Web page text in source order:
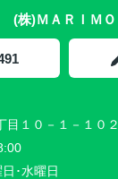
(株)ＭＡＲＩＭＯ
目１０－１－１０２
･水曜日